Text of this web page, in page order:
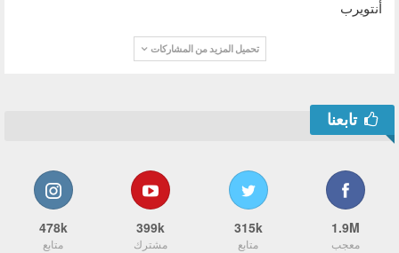
أنتويرب
تحميل المزيد من المشاركات
تابعنا
1.9M
معجب
315k
متابع
399k
مشترك
478k
متابع